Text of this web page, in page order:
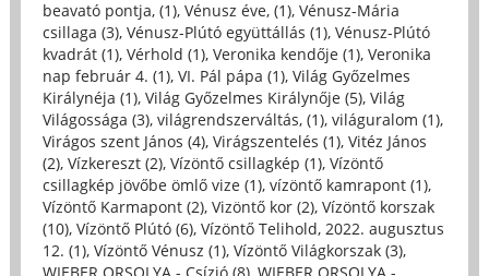
beavató pontja, (1), Vénusz éve, (1), Vénusz-Mária
csillaga (3), Vénusz-Plútó együttállás (1), Vénusz-Plútó
kvadrát (1), Vérhold (1), Veronika kendője (1), Veronika
nap február 4. (1), VI. Pál pápa (1), Világ Győzelmes
Királynéja (1), Világ Győzelmes Királynője (5), Világ
Világossága (3), világrendszerváltás, (1), világuralom (1),
Virágos szent János (4), Virágszentelés (1), Vitéz János
(2), Vízkereszt (2), Vízöntő csillagkép (1), Vízöntő
csillagkép jövőbe ömlő vize (1), vízöntő kamrapont (1),
Vízöntő Karmapont (2), Vizöntő kor (2), Vízöntő korszak
(10), Vízöntő Plútó (6), Vízöntő Telihold, 2022. augusztus
12. (1), Vízöntő Vénusz (1), Vízöntő Világkorszak (3),